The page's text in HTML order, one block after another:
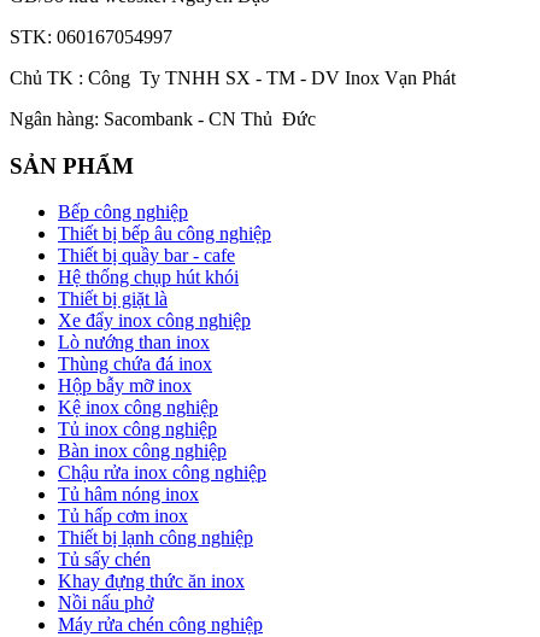
STK: 060167054997
Chủ TK : Công Ty TNHH SX - TM - DV Inox Vạn Phát
Ngân hàng: Sacombank - CN Thủ Đức
SẢN PHẨM
Bếp công nghiệp
Thiết bị bếp âu công nghiệp
Thiết bị quầy bar - cafe
Hệ thống chụp hút khói
Thiết bị giặt là
Xe đẩy inox công nghiệp
Lò nướng than inox
Thùng chứa đá inox
Hộp bẫy mỡ inox
Kệ inox công nghiệp
Tủ inox công nghiệp
Bàn inox công nghiệp
Chậu rửa inox công nghiệp
Tủ hâm nóng inox
Tủ hấp cơm inox
Thiết bị lạnh công nghiệp
Tủ sấy chén
Khay đựng thức ăn inox
Nồi nấu phở
Máy rửa chén công nghiệp